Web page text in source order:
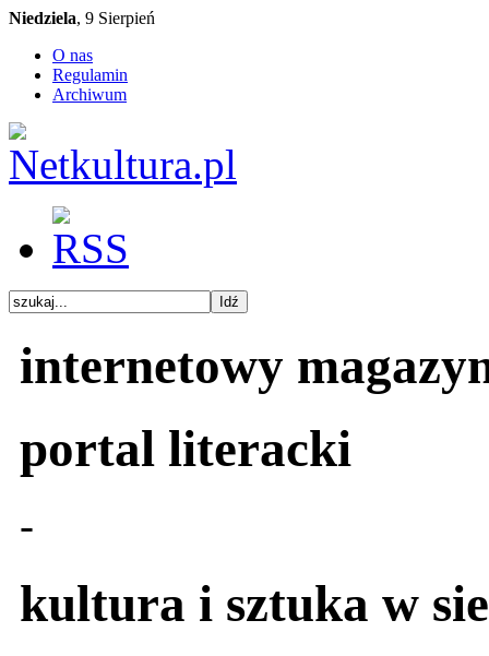
Niedziela, 9 Sierpień
O nas
Regulamin
Archiwum
internetowy
portal literacki
-
kultura i sztuka w